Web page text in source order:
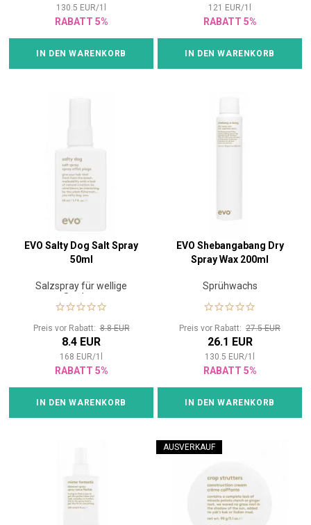
130.5 EUR/1
RABATT 5%
IN DEN WARENKORB
121 EUR/1
RABATT 5%
IN DEN WARENKORB
EVO Salty Dog Salt Spray
50ml
Salzspray für wellige
Struktur
Preis vor Rabatt:8.8 EUR
8.4 EUR
168 EUR/1
RABATT 5%
IN DEN WARENKORB
EVO Shebangabang Dry
Spray Wax 200ml
Sprühwachs
Preis vor Rabatt: 27.5 EUR
26.1 EUR
130.5 EUR/1
RABATT 5%
IN DEN WARENKORB
AUSVERKAUF